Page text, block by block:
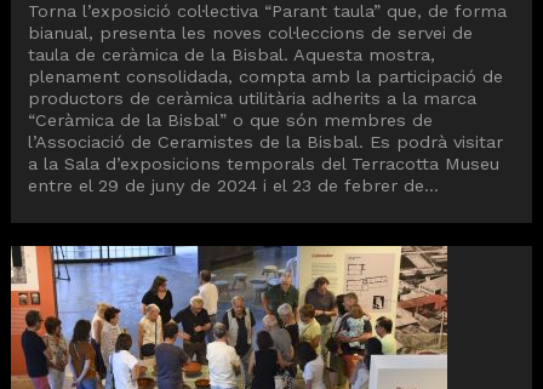
Torna l’exposició col·lectiva “Parant taula” que, de forma
bianual, presenta les noves col·leccions de servei de
taula de ceràmica de la Bisbal. Aquesta mostra,
plenament consolidada, compta amb la participació de
productors de ceràmica utilitària adherits a la marca
“Ceràmica de la Bisbal” o que són membres de
l’Associació de Ceramistes de la Bisbal. Es podrà visitar
a la Sala d’exposicions temporals del Terracotta Museu
entre el 29 de juny de 2024 i el 23 de febrer de...